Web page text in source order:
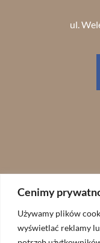
Cenimy
Używamy plików
wyświetlać reklamy
ul.